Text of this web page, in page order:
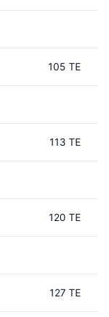
105 TE
113 TE
120 TE
127 TE